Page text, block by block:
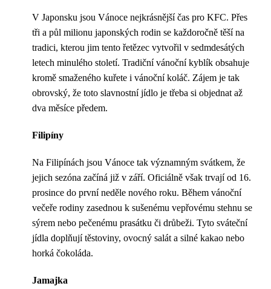
V Japonsku jsou Vánoce nejkrásnější čas pro KFC. Přes
tři a půl milionu japonských rodin se každoročně těší na
tradici, kterou jim tento řetězec vytvořil v sedmdesátých
letech minulého století. Tradiční vánoční kyblík obsahuje
kromě smaženého kuřete i vánoční koláč. Zájem je tak
obrovský, že toto slavnostní jídlo je třeba si objednat až
dva měsíce předem.
Filipíny
Na Filipínách jsou Vánoce tak významným svátkem, že
jejich sezóna začíná již v září. Oficiálně však trvají od 16.
prosince do první neděle nového roku. Během vánoční
večeře rodiny zasednou k sušenému vepřovému stehnu se
sýrem nebo pečenému prasátku či drůbeži. Tyto sváteční
jídla doplňují těstoviny, ovocný salát a silné kakao nebo
horká čokoláda.
Jamajka